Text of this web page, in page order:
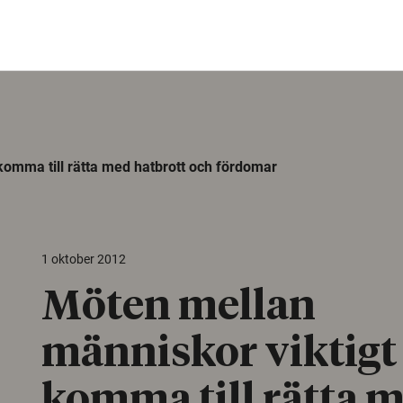
till rätta med hatbrott och fördomar
1 oktober 2012
Möten mellan
människor viktigt